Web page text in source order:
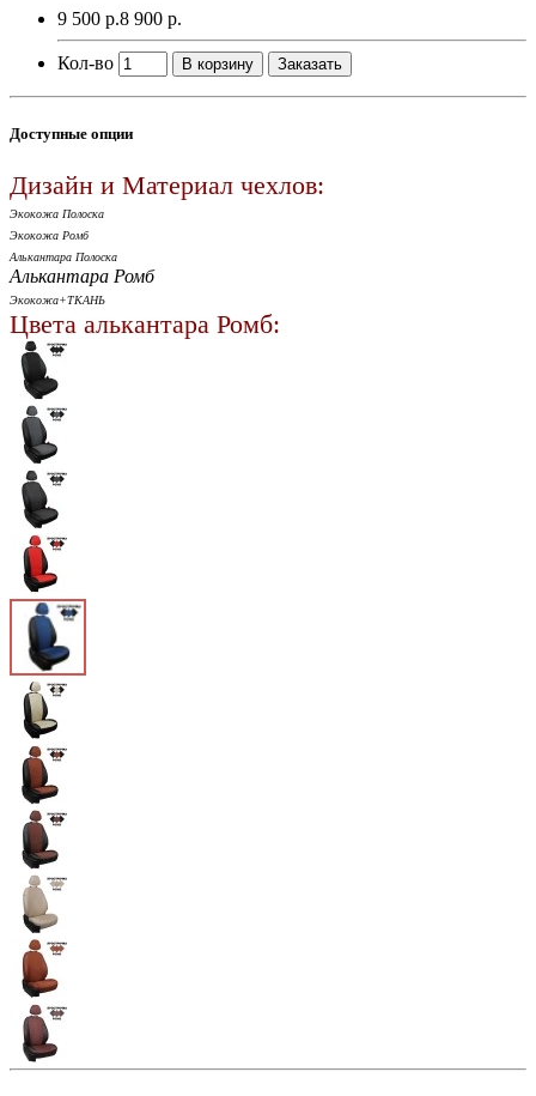
9 500 р.8 900 р.
Кол-во В корзину Заказать
Доступные опции
Дизайн и Материал чехлов:
Экокожа Полоска
Экокожа Ромб
Алькантара Полоска
Алькантара Ромб
Экокожа+ТКАНЬ
Цвета алькантара Ромб: